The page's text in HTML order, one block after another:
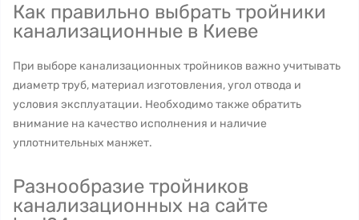
Как правильно выбрать тройники
канализационные в Киеве
При выборе канализационных тройников важно учитывать
диаметр труб, материал изготовления, угол отвода и
условия эксплуатации. Необходимо также обратить
внимание на качество исполнения и наличие
уплотнительных манжет.
Разнообразие тройников
канализационных на сайте